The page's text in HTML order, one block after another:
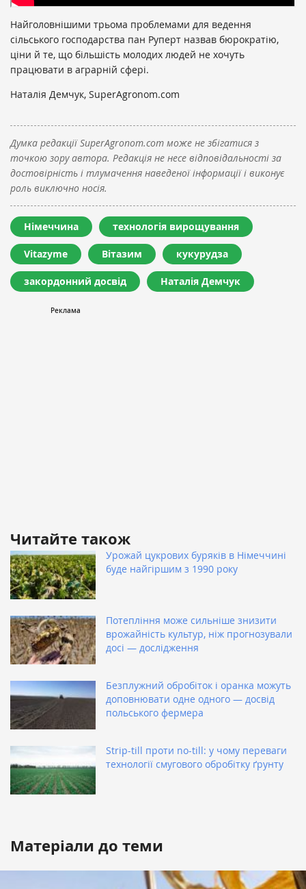
Найголовнішими трьома проблемами для ведення
сільського господарства пан Руперт назвав бюрократію,
ціни й те, що більшість молодих людей не хочуть
працювати в аграрній сфері.
Наталія Демчук, SuperAgronom.com
Думка редакції SuperAgronom.com може не збігатися з
точкою зору автора. Редакція не несе відповідальності за
достовірність і тлумачення наведеної інформації і виконує
роль виключно носія.
Німеччина технологія вирощування
Vitazyme Вітазим кукурудза
закордонний досвід Наталія Демчук
Читайте також
Урожай цукрових буряків в Німеччині
буде найгіршим з 1990 року
Потепління може сильніше знизити
врожайність культур, ніж прогнозували
досі — дослідження
Безплужний обробіток і оранка можуть
доповнювати одне одного — досвід
польського фермера
Strip-till проти no-till: у чому переваги
технології смугового обробітку ґрунту
Матеріали до теми